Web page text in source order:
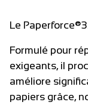
Le
Formulé pour
exigeants, il
améliore
papiers grâce,